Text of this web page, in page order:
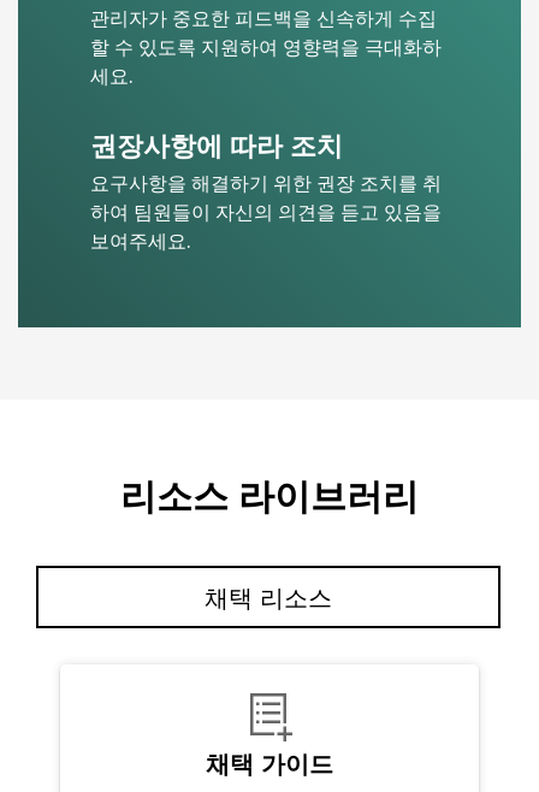
관리자가 중요한 피드백을 신속하게 수집
할 수 있도록 지원하여 영향력을 극대화하
세요.
권장사항에 따라 조치
요구사항을 해결하기 위한 권장 조치를 취
하여 팀원들이 자신의 의견을 듣고 있음을
보여주세요.
리소스 라이브러리
채택 리소스

채택 가이드